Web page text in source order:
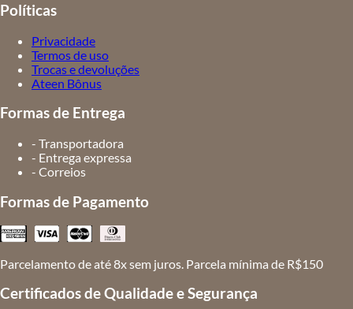
Políticas
Privacidade
Termos de uso
Trocas e devoluções
Ateen Bônus
Formas de Entrega
- Transportadora
- Entrega expressa
- Correios
Formas de Pagamento
Parcelamento de até 8x sem juros. Parcela mínima de R$150
Certificados de Qualidade e Segurança